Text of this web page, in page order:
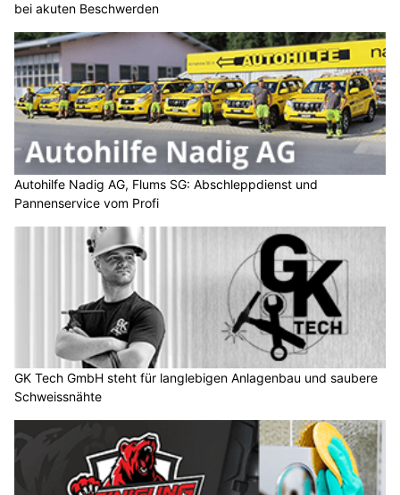
bei akuten Beschwerden
Autohilfe Nadig AG, Flums SG: Abschleppdienst und
Pannenservice vom Profi
GK Tech GmbH steht für langlebigen Anlagenbau und saubere
Schweissnähte